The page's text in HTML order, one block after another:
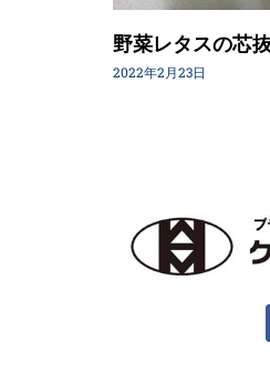
野菜レタスの芯
2022年2月23日